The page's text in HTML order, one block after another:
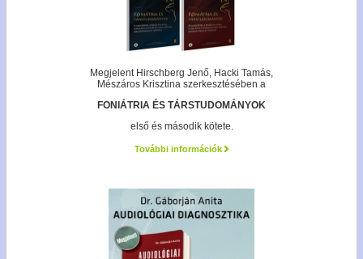
Megjelent Hirschberg Jenő, Hacki Tamás,
Mészáros Krisztina szerkesztésében a
FONIÁTRIA ÉS TÁRSTUDOMÁNYOK
első és második kötete.
További információk